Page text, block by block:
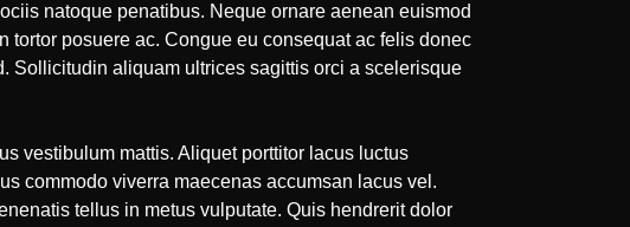
natoque penatibus. Neque ornare aenean euismod
posuere ac. Congue eu consequat ac felis donec
Sollicitudin aliquam ultrices sagittis orci a scelerisque
vestibulum mattis. Aliquet porttitor lacus luctus
commodo viverra maecenas accumsan lacus vel.
tellus in metus vulputate. Quis hendrerit dolor